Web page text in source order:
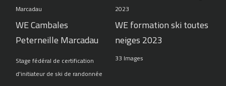
WE Cambales
Peterneille Marcadau
Stage fédéral de certification
d'initiateur de ski de randonnée
WE formation ski toutes
neiges 2023
33 Images